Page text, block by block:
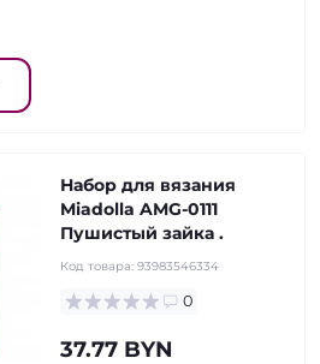
Набор для вязания
Miadolla AMG-0111
Пушистый зайка .
Код товара: 93983546334
0
37.77 BYN